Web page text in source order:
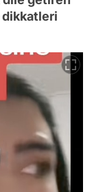
dikkatleri